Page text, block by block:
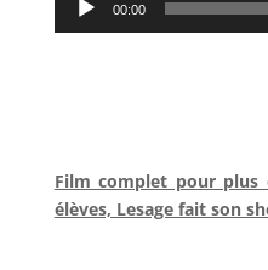
00:00
Film complet pour plus
élèves, Lesage fait son